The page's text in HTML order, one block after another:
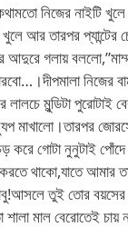
নিজের নাইটি
আর তারপর প্যান্টের
আদুরে গলায়
নিজের
মুন্ডিটা পুরোটাই
মাখালো।তারপর
গোটা নুনুটাই
থাকো,যাতে আমার
তুই তোর
মাল বেরোতেই চায়